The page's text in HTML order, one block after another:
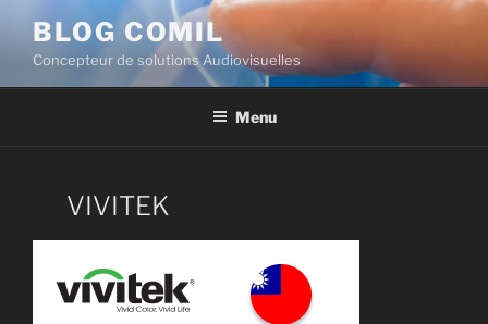
BLOG COMIL
Concepteur de solutions Audiovisuelles
Menu
VIVITEK